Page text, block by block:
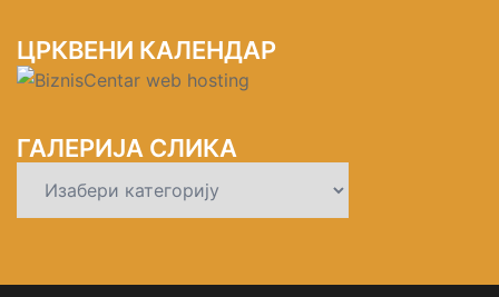
ЦРКВЕНИ КАЛЕНДАР
ГАЛЕРИЈА СЛИКА